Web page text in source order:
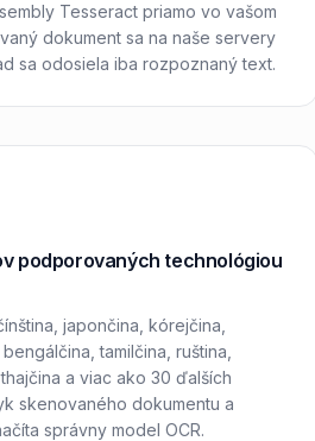
Tesseract priamo vo vašom
dokument sa na naše servery
sa odosiela iba rozpoznaný text.
podporovaných technológiou
japončina, kórejčina,
tamilčina, ruština,
a viac ako 30 ďalších
skenovaného dokumentu a
správny model OCR.